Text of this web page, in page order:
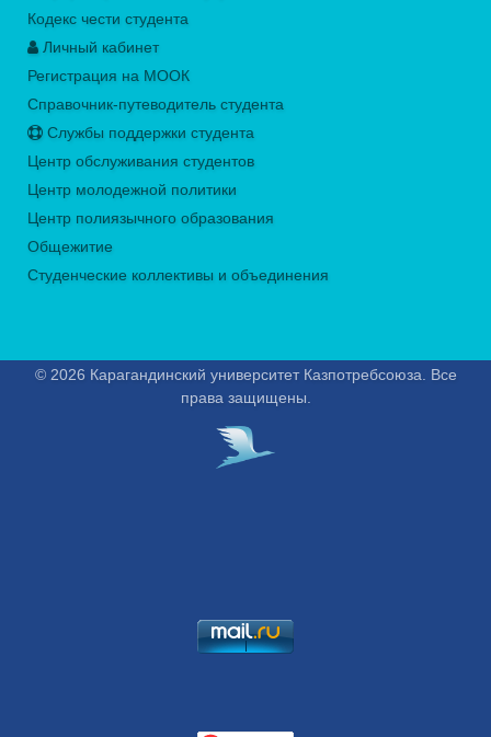
Кодекс чести студента
Личный кабинет
Регистрация на МООК
Справочник-путеводитель студента
Службы поддержки студента
Центр обслуживания студентов
Центр молодежной политики
Центр полиязычного образования
Общежитие
Студенческие коллективы и объединения
© 2026 Карагандинский университет Казпотребсоюза. Все
права защищены.